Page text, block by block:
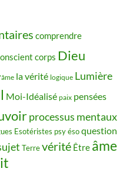
comprendre
corps Dieu
la vérité logique Lumière
Moi-Idéalisé paix pensées
processus mentaux
Esotéristes psy ésoquestion
Terrevérité Être âme